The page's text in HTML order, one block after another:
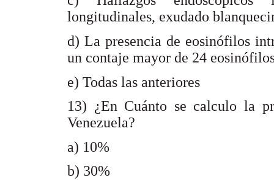
longitudinales, exudado
d) La presencia de eosinófilos
un contaje mayor de 24
e) Todas las anteriores
13) ¿En Cuánto se calculo la
Venezuela?
a) 10%
b) 30%